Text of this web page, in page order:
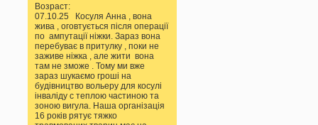
Возраст:
07.10.25 Косуля Анна , вона
жива , оговтується після операції
по ампутації ніжки. Зараз вона
перебуває в притулку , поки не
заживе ніжка , але жити вона
там не зможе . Тому ми вже
зараз шукаємо гроші на
будівництво вольеру для косулі
інваліду с теплою частиною та
зоною вигула. Наша організація
16 років рятує тяжко